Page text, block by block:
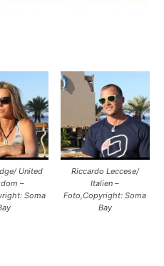
United
–
Soma
Riccardo Leccese/
Italien –
Foto,Copyright: Soma
Bay